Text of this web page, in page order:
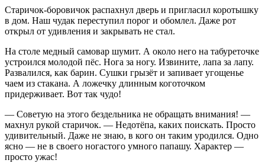
Старичок-боровичок распахнул дверь и пригласил коротышку
в дом. Наш чудак переступил порог и обомлел. Даже рот
открыл от удивления и закрывать не стал.
На столе медный самовар шумит. А около него на табуреточке
устроился молодой пёс. Нога за ногу. Извините, лапа за лапу.
Развалился, как барин. Сушки грызёт и запивает угощенье
чаем из стакана. А ложечку длинным коготочком
придерживает. Вот так чудо!
— Советую на этого бездельника не обращать внимания! —
махнул рукой старичок. — Недотёпа, каких поискать. Просто
удивительный. Даже не знаю, в кого он таким уродился. Одно
ясно — не в своего ногастого умного папашу. Характер —
просто ужас!